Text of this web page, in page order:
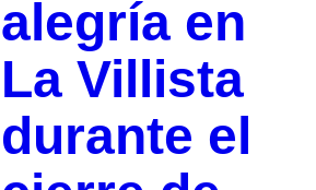
alegría en
La Villista
durante el